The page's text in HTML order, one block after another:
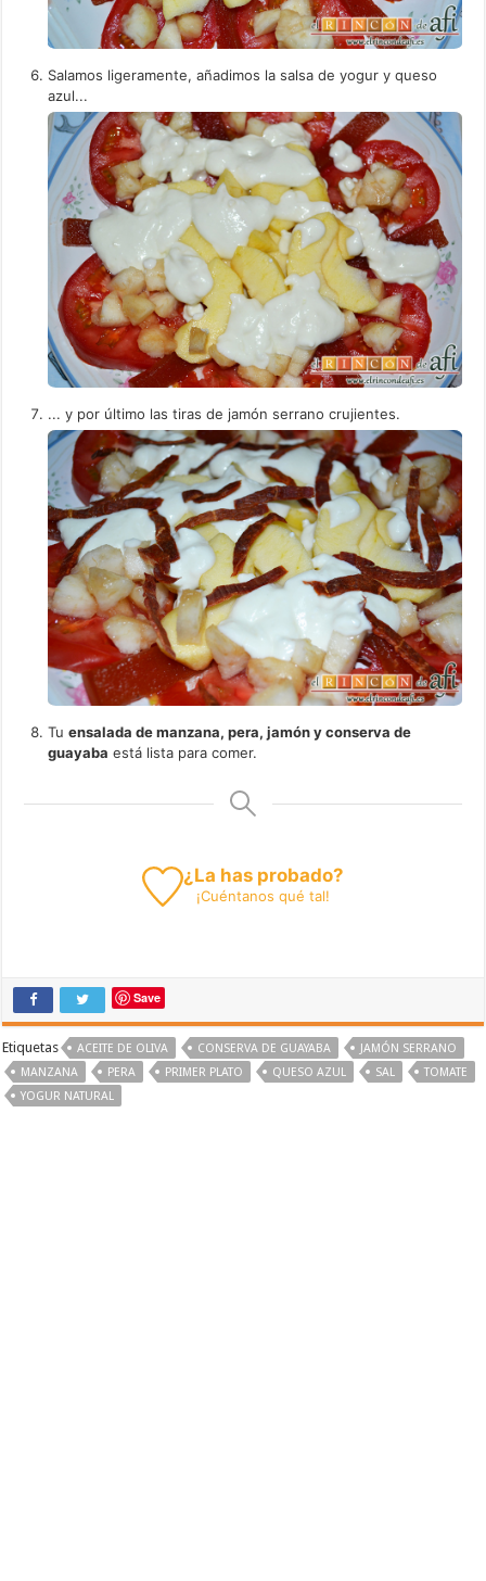
Salamos ligeramente, añadimos la salsa de yogur y queso
azul...
... y por último las tiras de jamón serrano crujientes.
Tuensalada de manzana, pera, jamón y conserva de
guayaba está lista para comer.
¿La has probado?
¡Cuéntanos qué tal!
Save
Etiquetas ACEITE DE OLIVA CONSERVA DE GUAYABA
JAMÓN SERRANO
MANZANA
PERA PRIMER PLATO QUESO AZUL SAL
TOMATE
YOGUR NATURAL